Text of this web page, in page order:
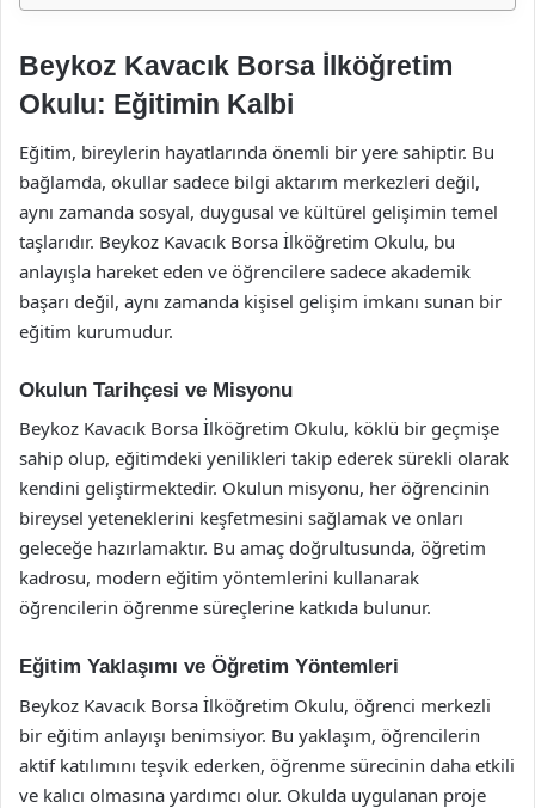
Beykoz Kavacık Borsa İlköğretim
Okulu: Eğitimin Kalbi
Eğitim, bireylerin hayatlarında önemli bir yere sahiptir. Bu
bağlamda, okullar sadece bilgi aktarım merkezleri değil,
aynı zamanda sosyal, duygusal ve kültürel gelişimin temel
taşlarıdır. Beykoz Kavacık Borsa İlköğretim Okulu, bu
anlayışla hareket eden ve öğrencilere sadece akademik
başarı değil, aynı zamanda kişisel gelişim imkanı sunan bir
eğitim kurumudur.
Okulun Tarihçesi ve Misyonu
Beykoz Kavacık Borsa İlköğretim Okulu, köklü bir geçmişe
sahip olup, eğitimdeki yenilikleri takip ederek sürekli olarak
kendini geliştirmektedir. Okulun misyonu, her öğrencinin
bireysel yeteneklerini keşfetmesini sağlamak ve onları
geleceğe hazırlamaktır. Bu amaç doğrultusunda, öğretim
kadrosu, modern eğitim yöntemlerini kullanarak
öğrencilerin öğrenme süreçlerine katkıda bulunur.
Eğitim Yaklaşımı ve Öğretim Yöntemleri
Beykoz Kavacık Borsa İlköğretim Okulu, öğrenci merkezli
bir eğitim anlayışı benimsiyor. Bu yaklaşım, öğrencilerin
aktif katılımını teşvik ederken, öğrenme sürecinin daha etkili
ve kalıcı olmasına yardımcı olur. Okulda uygulanan proje